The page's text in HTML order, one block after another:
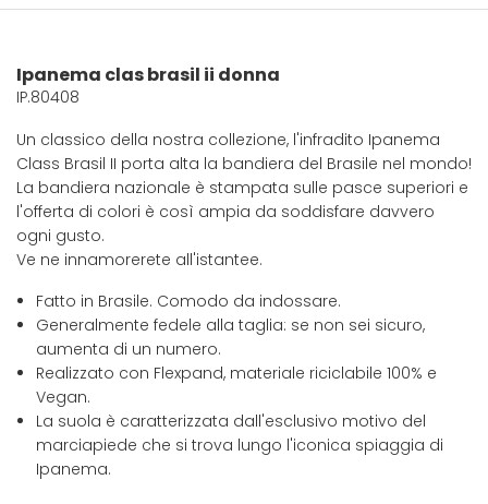
Ipanema clas brasil ii donna
IP.80408
Un classico della nostra collezione, l'infradito Ipanema
Class Brasil II porta alta la bandiera del Brasile nel mondo!
La bandiera nazionale è stampata sulle pasce superiori e
l'offerta di colori è così ampia da soddisfare davvero
ogni gusto.
Ve ne innamorerete all'istantee.
Fatto in Brasile. Comodo da indossare.
Generalmente fedele alla taglia: se non sei sicuro,
aumenta di un numero.
Realizzato con Flexpand, materiale riciclabile 100% e
Vegan.
La suola è caratterizzata dall'esclusivo motivo del
marciapiede che si trova lungo l'iconica spiaggia di
Ipanema.